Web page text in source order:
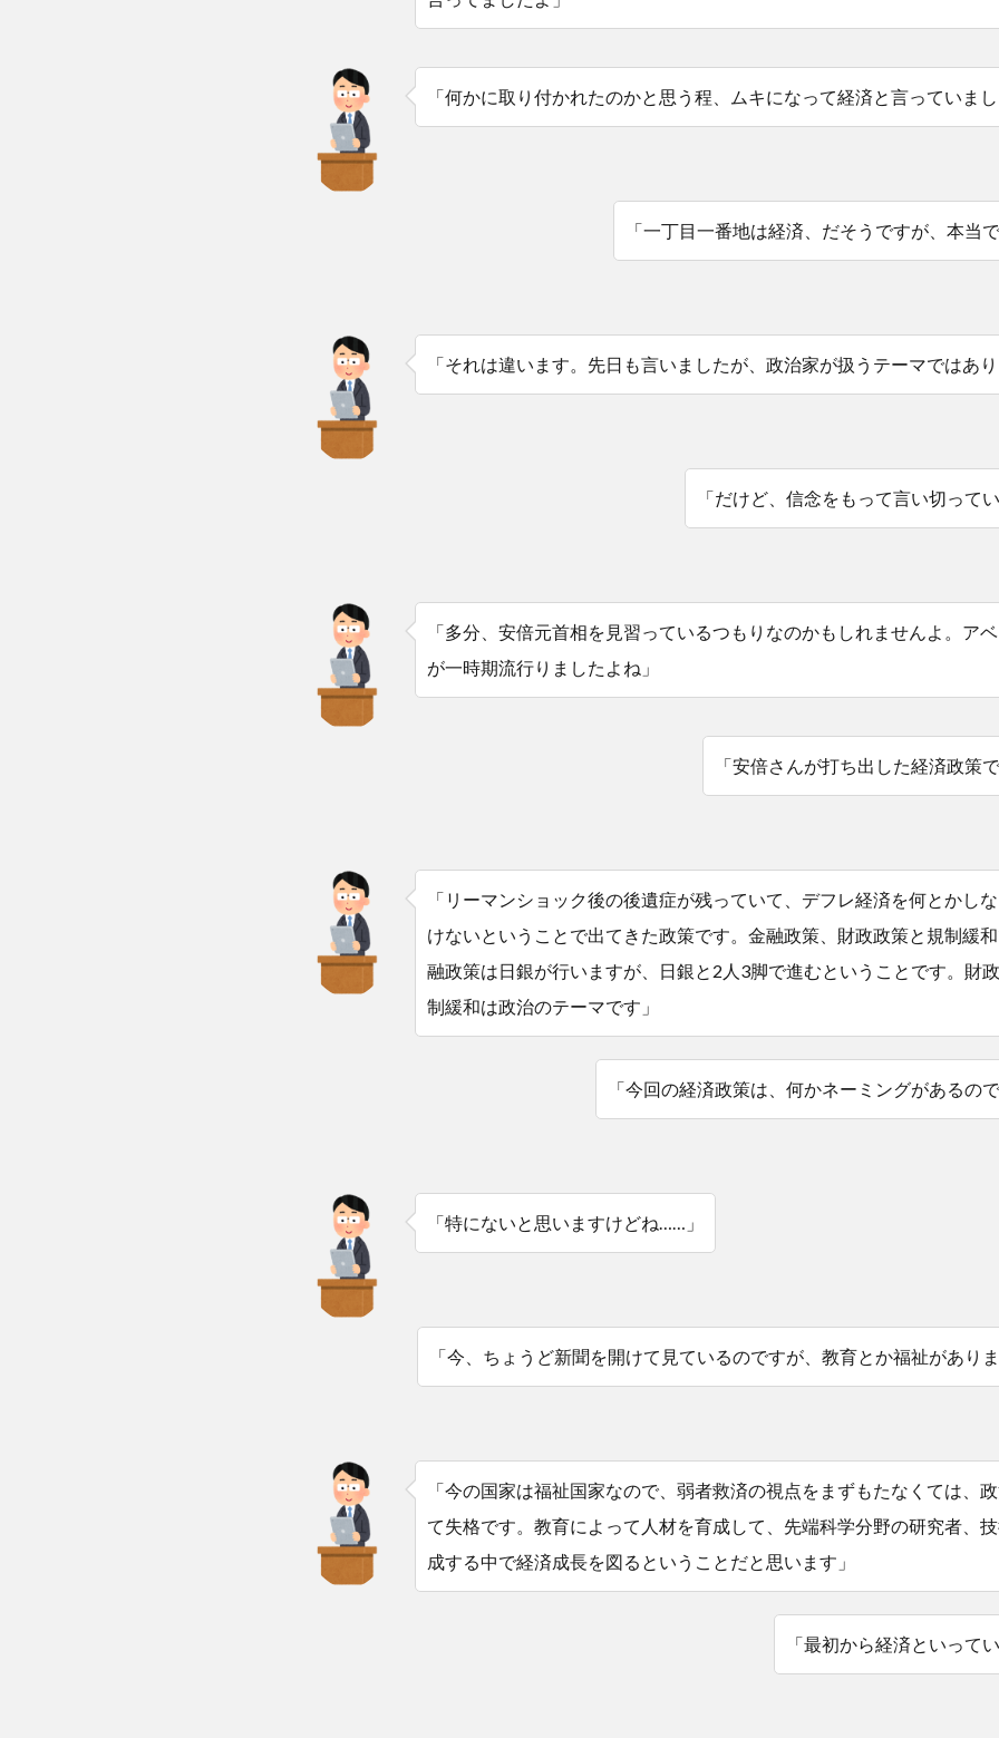
「何かに取り付かれたのかと思う程、ムキになって経済と言っていま
「一丁目一番地は経済、だそうですが、本当
「それは違います。先日も言いましたが、政治家が扱うテーマではあ
「だけど、信念をもって言い切って
「多分、安倍元首相を見習っているつもりなのかもしれませんよ。ア
が一時期流行りましたよね」
「安倍さんが打ち出した経済政策
「リーマンショック後の後遺症が残っていて、デフレ経済を何とかし
けないということで出てきた政策です。金融政策、財政政策と規制緩
融政策は日銀が行いますが、日銀と2人3脚で進むということです。財
制緩和は政治のテーマです」
「今回の経済政策は、何かネーミングがあるの
「特にないと思いますけどね……」
「今、ちょうど新聞を開けて見ているのですが、教育とか福祉があり
「今の国家は福祉国家なので、弱者救済の視点をまずもたなくては、
て失格です。教育によって人材を育成して、先端科学分野の研究者、
成する中で経済成長を図るということだと思います」
「最初から経済といって